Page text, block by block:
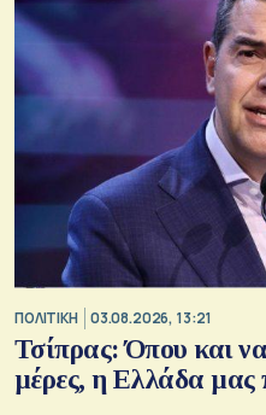
ΠΟΛΙΤΙΚΗ 03.08.2026, 13:21
Τσίπρας: Όπου και
μέρες, η Ελλάδα μας